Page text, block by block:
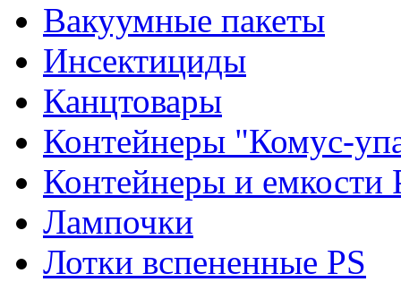
Вакуумные пакеты
Инсектициды
Канцтовары
Контейнеры "Комус-
Контейнеры и емкости
Лампочки
Лотки вспененные PS